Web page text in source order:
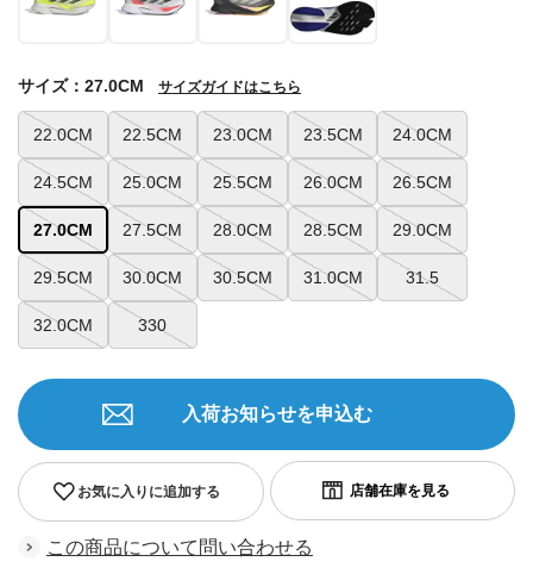
22.0CM 22.5CM 23.0CM 23.5CM 24.0CM
24.5CM 25.0CM 25.5CM 26.0CM 26.5CM
27.0CM 27.5CM 28.0CM 28.5CM 29.0CM
29.5CM 30.0CM 30.5CM 31.0CM 31.5
32.0CM 330
サイズ：27.0CM サイズガイドはこちら
お気に入りに追加する
入荷お知らせを申込む
この商品について問い合わせる